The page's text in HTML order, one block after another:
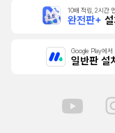
10배 적립, 2시간
완전판+ 설
Google Play에서
일반판 설